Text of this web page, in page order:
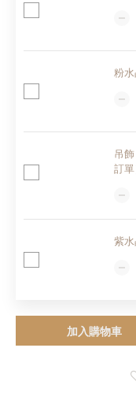
粉
吊
訂單
紫
加入購物車